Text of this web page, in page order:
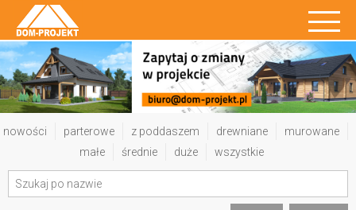
nowości parterowe z poddaszem drewniane
murowane
małe
średnie duże wszystkie